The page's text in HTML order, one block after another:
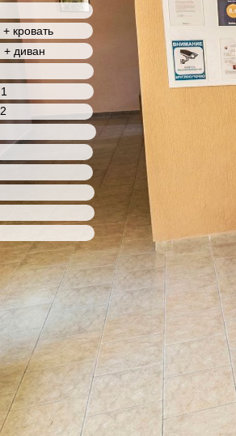
+ диван
кровать